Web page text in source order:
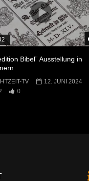
Bibel” Ausstellung in
TV
12. JUNI 2024
0